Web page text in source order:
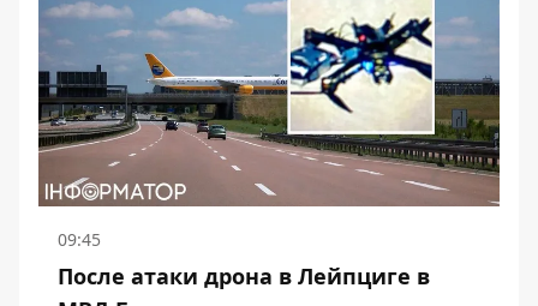
09:45
После атаки дрона в Лейпциге в